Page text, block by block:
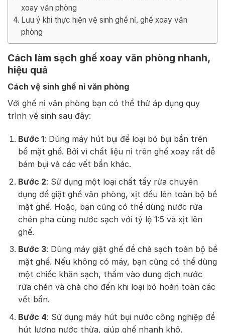
xoay văn phòng
Lưu ý khi thực hiện vệ sinh ghế nỉ, ghế xoay văn
phòng
Cách làm sạch ghế xoay văn phòng nhanh,
hiệu quả
Cách vệ sinh ghế nỉ văn phòng
Với ghế nỉ văn phòng bạn có thể thử áp dụng quy
trình vệ sinh sau đây:
Bước 1: Dùng máy hút bụi để loại bỏ bụi bẩn trên
bề mặt ghế. Bởi vì chất liệu nỉ trên ghế xoay rất dễ
bám bụi và các vết bẩn khác.
Bước 2: Sử dụng một loại chất tẩy rửa chuyên
dụng để giặt ghế văn phòng, xịt đều lên toàn bộ bề
mặt ghế. Hoặc, bạn cũng có thể dùng nước rửa
chén pha cùng nước sạch với tỷ lệ 1:5 và xịt lên
ghế.
Bước 3: Dùng máy giặt ghế để chà sạch toàn bộ bề
mặt ghế. Nếu không có máy, bạn cũng có thể dùng
một chiếc khăn sạch, thấm vào dung dịch nước
rửa chén và chà cho đến khi loại bỏ hoàn toàn các
vết bẩn.
Bước 4: Sử dụng máy hút bụi nước công nghiệp để
hút lượng nước thừa, giúp ghế nhanh khô.